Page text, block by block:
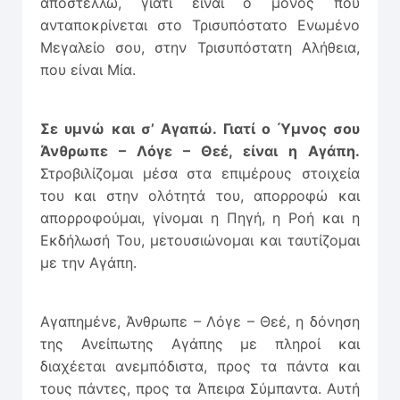
ανταποκρίνεται στο Τρισυπόστατο Ενωμένο
Μεγαλείο σου, στην Τρισυπόστατη Αλήθεια,
που είναι Μία.
Σε υμνώ και σ’ Αγαπώ. Γιατί ο Ύμνος σου
Άνθρωπε – Λόγε – Θεέ, είναι η Αγάπη.
Στροβιλίζομαι μέσα στα επιμέρους στοιχεία
του και στην ολότητά του, απορροφώ και
απορροφούμαι, γίνομαι η Πηγή, η Ροή και η
Εκδήλωσή Του, μετουσιώνομαι και ταυτίζομαι
με την Αγάπη.
Αγαπημένε, Άνθρωπε – Λόγε – Θεέ, η δόνηση
της Ανείπωτης Αγάπης με πληροί και
διαχέεται ανεμπόδιστα, προς τα πάντα και
τους πάντες, προς τα Άπειρα Σύμπαντα. Αυτή